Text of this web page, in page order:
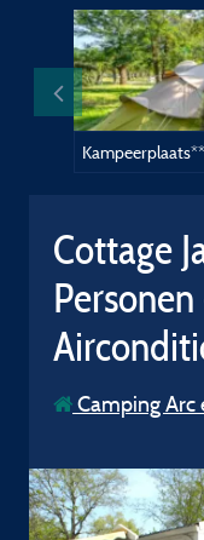
Cottage
Camping Arc